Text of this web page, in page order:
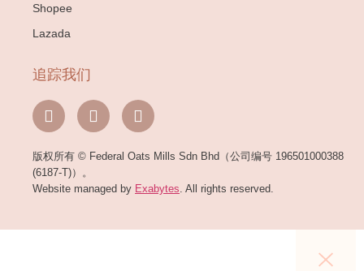
Shopee
Lazada
追踪我们
版权所有 © Federal Oats Mills Sdn Bhd（公司编号 196501000388
(6187-T)）。
Website managed by Exabytes . All rights reserved.